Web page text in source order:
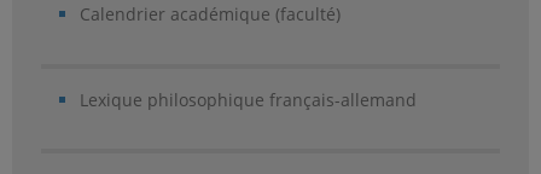
Calendrier académique (faculté)
Lexique philosophique français-allemand